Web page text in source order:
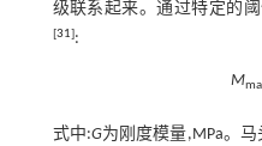
级联系起来。通过特定的
[31]:
M
式中:G为刚度模量,MPa。